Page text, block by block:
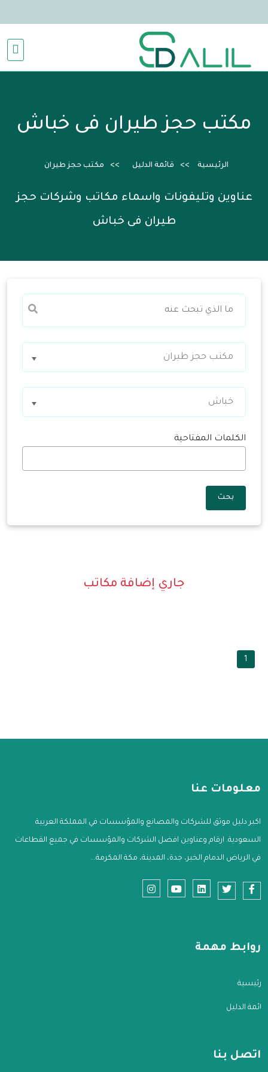
مكتب حجز طيران فى خباش
الرئيسية قائمة الدليل مكتب حجز طيران
عناوين وتليفونات واسماء مكاتب وشركات حجز
طيران فى خباش
مكتب حجز طيران
خباش
الكلمات المفتاحية
بحث
جاري إضافة مكاتب
1
معلومات عنا
اكبر دليل موثق للشركات والمصانع والمؤسسات في المملكة العربية
السعودية. ارقام وعناوين افضل الشركات والمؤسسات في جميع القطاعات
في الرياض الدمام الخبر، جدة، المدينة، مكة المكرمة...
روابط مهمة
الرئيسية
قائمة الدليل
اتصل بنا